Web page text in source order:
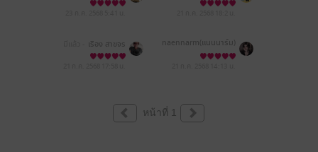
เรือง สาขจร naennarm(แนนนาร์ม)
หน้าที่ 1